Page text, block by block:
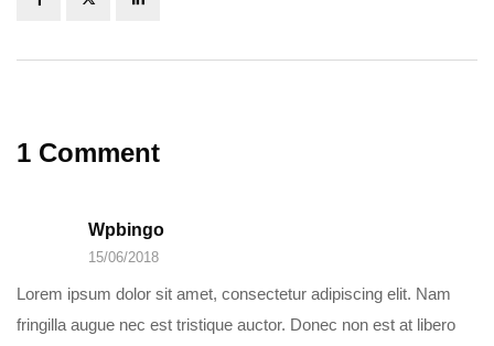
1 Comment
Wpbingo
15/06/2018
Lorem ipsum dolor sit amet, consectetur adipiscing elit. Nam
fringilla augue nec est tristique auctor. Donec non est at libero